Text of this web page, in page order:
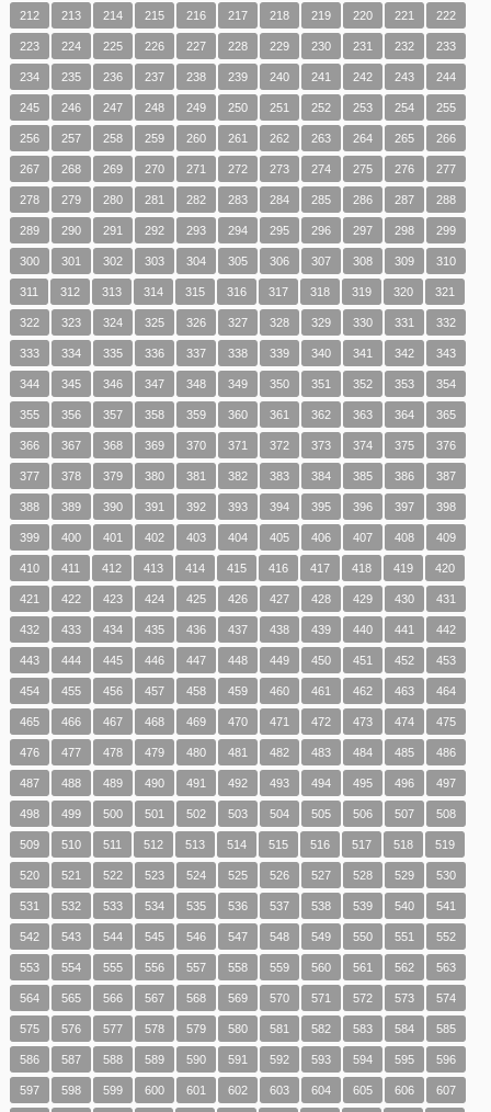
212 213 214 215 216 217 218 219 220 221 222
223 224 225 226 227 228 229 230 231 232 233
234 235 236 237 238 239 240 241 242 243 244
245 246 247 248 249 250 251 252 253 254 255
256 257 258 259 260 261 262 263 264 265 266
267 268 269 270 271 272 273 274 275 276 277
278 279 280 281 282 283 284 285 286 287 288
289 290 291 292 293 294 295 296 297 298 299
300 301 302 303 304 305 306 307 308 309 310
311 312 313 314 315 316 317 318 319 320 321
322 323 324 325 326 327 328 329 330 331 332
333 334 335 336 337 338 339 340 341 342 343
344 345 346 347 348 349 350 351 352 353 354
355 356 357 358 359 360 361 362 363 364 365
366 367 368 369 370 371 372 373 374 375 376
377 378 379 380 381 382 383 384 385 386 387
388 389 390 391 392 393 394 395 396 397 398
399 400 401 402 403 404 405 406 407 408 409
410 411 412 413 414 415 416 417 418 419 420
421 422 423 424 425 426 427 428 429 430 431
432 433 434 435 436 437 438 439 440 441 442
443 444 445 446 447 448 449 450 451 452 453
454 455 456 457 458 459 460 461 462 463 464
465 466 467 468 469 470 471 472 473 474 475
476 477 478 479 480 481 482 483 484 485 486
487 488 489 490 491 492 493 494 495 496 497
498 499 500 501 502 503 504 505 506 507 508
509 510 511 512 513 514 515 516 517 518 519
520 521 522 523 524 525 526 527 528 529 530
531 532 533 534 535 536 537 538 539 540 541
542 543 544 545 546 547 548 549 550 551 552
553 554 555 556 557 558 559 560 561 562 563
564 565 566 567 568 569 570 571 572 573 574
575 576 577 578 579 580 581 582 583 584 585
586 587 588 589 590 591 592 593 594 595 596
597 598 599 600 601 602 603 604 605 606 607